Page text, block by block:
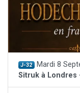
J-32 Mardi 8
Sitruk à Londres